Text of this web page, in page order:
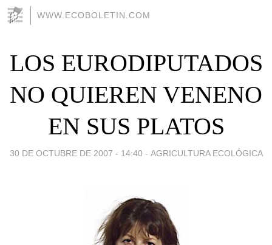
WWW.ECOBOLETIN.COM
LOS EURODIPUTADOS
NO QUIEREN VENENO
EN SUS PLATOS
30 DE OCTUBRE DE 2007 - 14:40 - AGRICULTURA ECOLÓGICA